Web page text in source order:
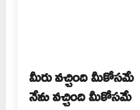
మీరు వచ్చింది మీకోసమే
నేను వచ్చింది మీకోసమే